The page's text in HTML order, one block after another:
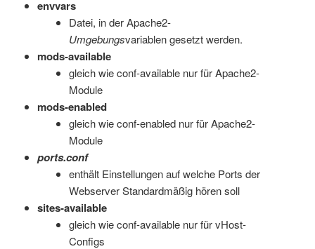
envvars
Datei, in der Apache2-
Umgebungsvariablen gesetzt werden.
mods-available
gleich wie conf-available nur für Apache2-
Module
mods-enabled
gleich wie conf-enabled nur für Apache2-
Module
ports.conf
enthält Einstellungen auf welche Ports der
Webserver Standardmäßig hören soll
sites-available
gleich wie conf-available nur für vHost-
Configs